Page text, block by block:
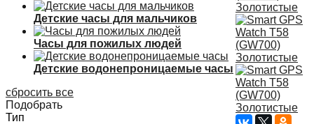
Детские часы для мальчиков
Часы для пожилых людей
Детские водонепроницаемые часы
сбросить все
Подобрать
Тип